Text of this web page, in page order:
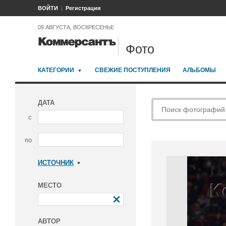
ВОЙТИ Регистрация
09 АВГУСТА, ВОСКРЕСЕНЬЕ
Фото
КАТЕГОРИИ СВЕЖИЕ ПОСТУПЛЕНИЯ АЛЬБОМЫ
ДАТА
с
по
ИСТОЧНИК
МЕСТО
АВТОР